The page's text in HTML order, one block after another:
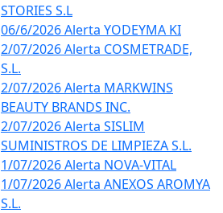
STORIES S.L
06/6/2026 Alerta YODEYMA KI
2/07/2026 Alerta COSMETRADE,
S.L.
2/07/2026 Alerta MARKWINS
BEAUTY BRANDS INC.
2/07/2026 Alerta SISLIM
SUMINISTROS DE LIMPIEZA S.L.
1/07/2026 Alerta NOVA-VITAL
1/07/2026 Alerta ANEXOS AROMYA
S.L.